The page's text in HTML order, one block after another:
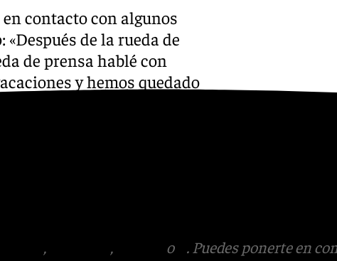
en contacto con algunos
de la rueda de
de prensa hablé con
y hemos quedado
en hablar con Tyler
tuvimos una conversación
Hemos hablado de que
porque es un jugador
, , o
. Puedes ponerte en